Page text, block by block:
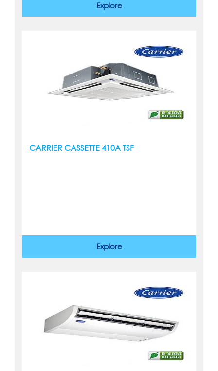
Explore
CARRIER CASSETTE 410A TSF
Explore